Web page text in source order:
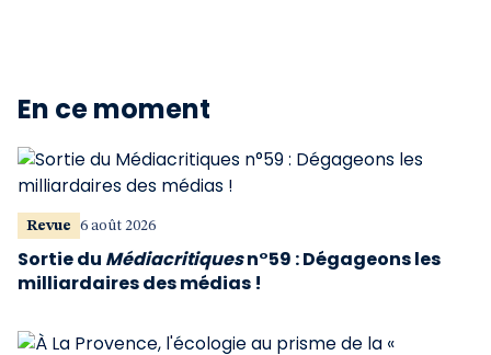
En ce moment
Revue 6 août 2026
Sortie du Médiacritiquesn°59 : Dégageons les
milliardaires des médias !